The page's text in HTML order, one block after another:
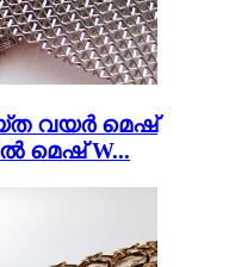
വയർ മെഷ്
മെഷ് W...